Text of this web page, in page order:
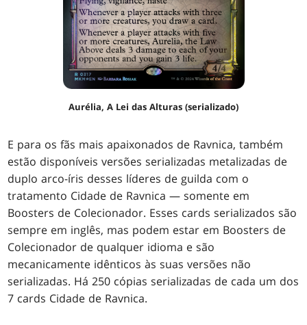
Aurélia, A Lei das Alturas (serializado)
E para os fãs mais apaixonados de Ravnica, também
estão disponíveis versões serializadas metalizadas de
duplo arco-íris desses líderes de guilda com o
tratamento Cidade de Ravnica — somente em
Boosters de Colecionador. Esses cards serializados são
sempre em inglês, mas podem estar em Boosters de
Colecionador de qualquer idioma e são
mecanicamente idênticos às suas versões não
serializadas. Há 250 cópias serializadas de cada um dos
7 cards Cidade de Ravnica.